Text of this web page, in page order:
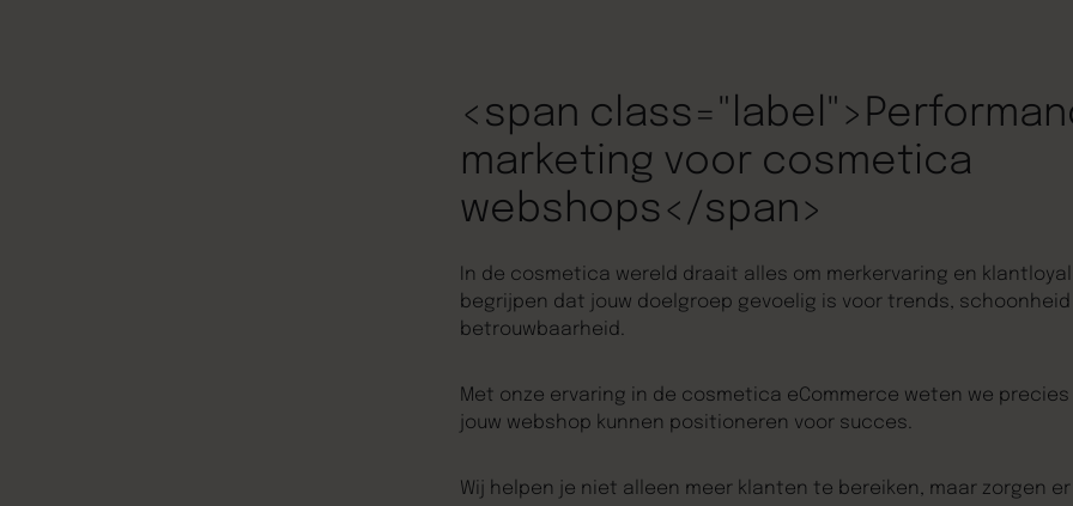
<span
marketing voor cosmetica
webshops</span>
In de cosmetica wereld draait alles om merkervaring en
begrijpen dat jouw doelgroep gevoelig is voor trends, schoonheid
betrouwbaarheid.
Met onze ervaring in de cosmetica eCommerce weten we precies
jouw webshop kunnen positioneren voor succes.
Wij helpen je niet alleen meer klanten te bereiken, maar zorgen er